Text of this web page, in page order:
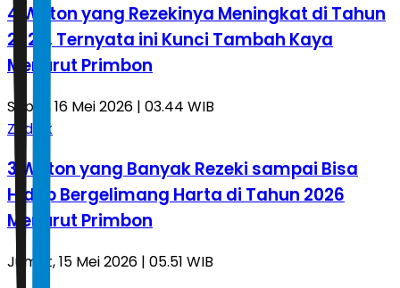
4 Weton yang Rezekinya Meningkat di Tahun
2026, Ternyata ini Kunci Tambah Kaya
Menurut Primbon
Sabtu, 16 Mei 2026 | 03.44 WIB
Zodiak
3 Weton yang Banyak Rezeki sampai Bisa
Hidup Bergelimang Harta di Tahun 2026
Menurut Primbon
Jumat, 15 Mei 2026 | 05.51 WIB